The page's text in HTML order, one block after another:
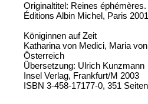
Originaltitel: Reines
Éditions Albin Michel, Paris 2001
Königinnen auf Zeit
Katharina von Medici, Maria
Österreich
Übersetzung: Ulrich Kunzmann
Insel Verlag, Frankfurt/M 2003
ISBN 3-458-17177-0, 351 Seiten